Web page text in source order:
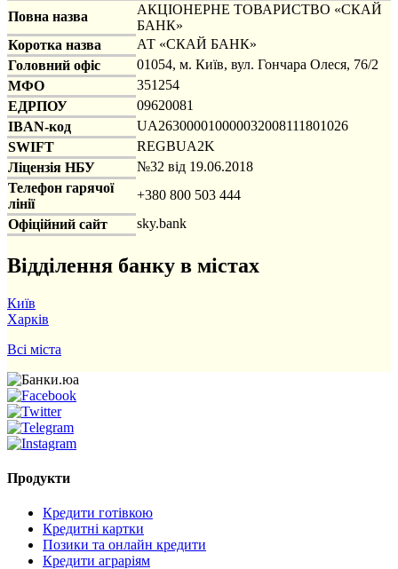
Повна назва
АКЦІОНЕРНЕ ТОВАРИСТВО «СКАЙ
БАНК»
Коротка назва
АТ «СКАЙ БАНК»
Головний офіс
01054, м. Київ, вул. Гончара Олеся, 76/2
МФО
351254
ЕДРПОУ
09620081
IBAN-код
UA263000010000032008111801026
SWIFT
REGBUA2K
Ліцензія НБУ
№32 від 19.06.2018
Телефон гарячої
лінії
+380 800 503 444
Офіційний сайт
sky.bank
Відділення банку в містах
Київ
Харків
Всі міста
Продукти
Кредити готівкою
Кредитні картки
Позики та онлайн кредити
Кредити аграріям